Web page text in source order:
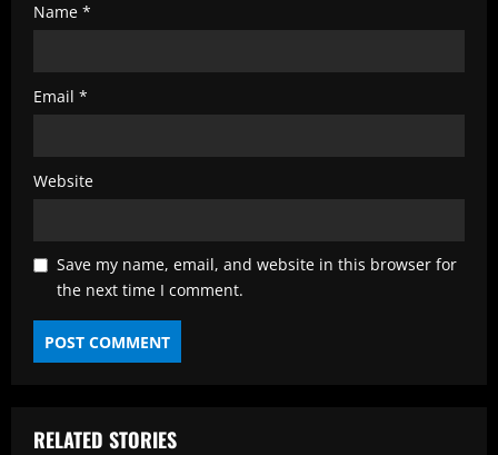
Name *
Email *
Website
Save my name, email, and website in this browser for
the next time I comment.
RELATED STORIES